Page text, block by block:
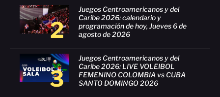
2
Juegos Centroamericanos y del
Caribe 2026: calendario y
programación de hoy, Jueves 6 de
agosto de 2026
3
Juegos Centroamericanos y del
Caribe 2026: LIVE VOLEIBOL
FEMENINO COLOMBIA vs CUBA
SANTO DOMINGO 2026